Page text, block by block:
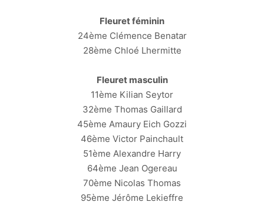
Fleuret féminin
24ème Clémence Benatar
28ème Chloé Lhermitte
Fleuret masculin
11ème Kilian Seytor
32ème Thomas Gaillard
45ème Amaury Eich Gozzi
46ème Victor Painchault
51ème Alexandre Harry
64ème Jean Ogereau
70ème Nicolas Thomas
95ème Jérôme Lekieffre